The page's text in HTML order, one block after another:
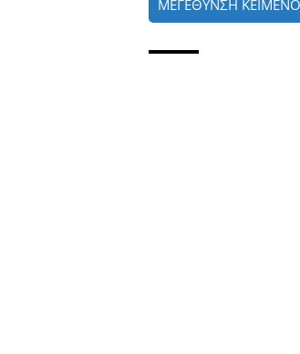
ΜΕΓΕΘΥΝΣΗ